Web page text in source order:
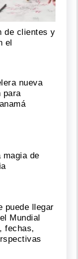
de clientes y
el
nueva
para
magia de
puede llegar
Mundial
fechas,